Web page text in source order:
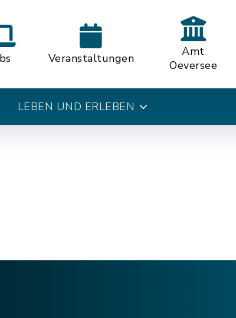
Veranstaltungen
Amt
Oeversee
LEBEN UND ERLEBEN